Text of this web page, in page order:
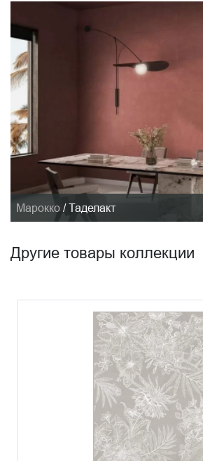
Марокко / Таделакт
Другие товары коллекции